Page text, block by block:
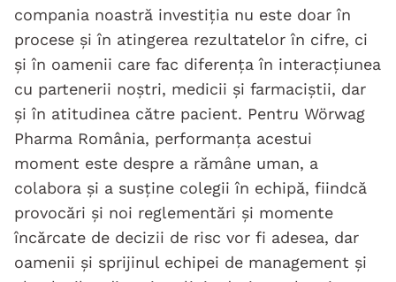
compania noastră investiția nu este doar în
procese și în atingerea rezultatelor în cifre, ci
și în oamenii care fac diferența în interacțiunea
cu partenerii noștri, medicii și farmaciștii, dar
și în atitudinea către pacient. Pentru Wörwag
Pharma România, performanța acestui
moment este despre a rămâne uman, a
colabora și a susține colegii în echipă, fiindcă
provocări și noi reglementări și momente
încărcate de decizii de risc vor fi adesea, dar
oamenii și sprijinul echipei de management și